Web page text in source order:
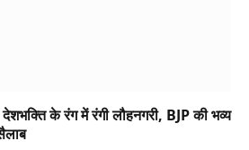
के रंग में रंगी लौहनगरी, BJP की भव्य